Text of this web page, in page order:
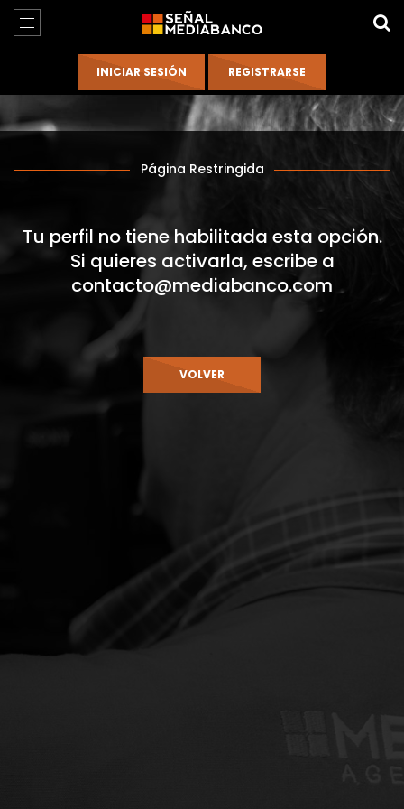
Página Restringida
Tu perfil no tiene habilitada esta opción.
Si quieres activarla, escribe a
contacto@mediabanco.com